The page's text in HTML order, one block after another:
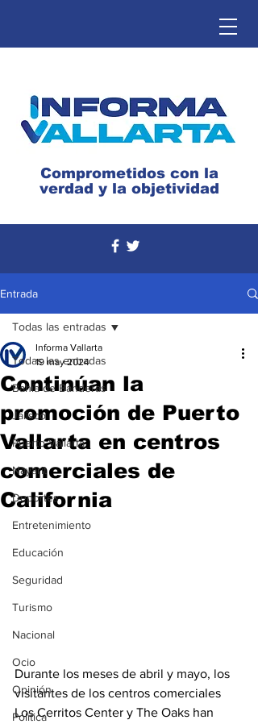
Comprometidos con la
verdad y la objetividad
Entrada
Todas las entradas
Bahía de Banderas
Jalisco
Puerto Vallarta
Nayarit
Deportes
Entretenimiento
Educación
Seguridad
Turismo
Nacional
Ocio
Opinión
Política
Todas las entradas
Continúan la
promoción de Puerto
Vallarta en centros
comerciales de
California
Informa Vallarta
19 may 2024
Durante los meses de abril y mayo, los
visitantes de los centros comerciales
Los Cerritos Center y The Oaks han